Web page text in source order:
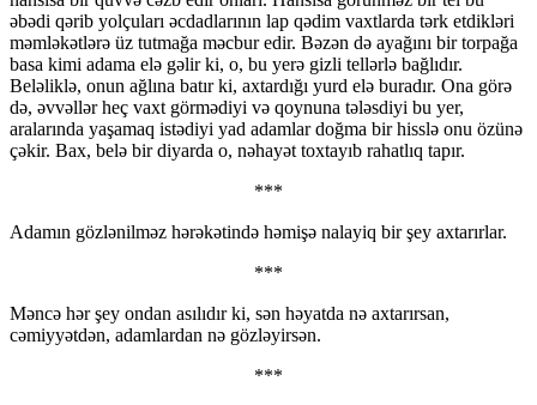
əbədi qərib yolçuları əcdadlarının lap qədim vaxtlarda tərk etdikləri
məmləkətlərə üz tutmağa məcbur edir. Bəzən də ayağını bir torpağa
basa kimi adama elə gəlir ki, o, bu yerə gizli tellərlə bağlıdır.
Beləliklə, onun ağlına batır ki, axtardığı yurd elə buradır. Ona görə
də, əvvəllər heç vaxt görmədiyi və qoynuna tələsdiyi bu yer,
aralarında yaşamaq istədiyi yad adamlar doğma bir hisslə onu özünə
çəkir. Bax, belə bir diyarda o, nəhayət toxtayıb rahatlıq tapır.
***
Adamın gözlənilməz hərəkətində həmişə nalayiq bir şey axtarırlar.
***
Məncə hər şey ondan asılıdır ki, sən həyatda nə axtarırsan,
cəmiyyətdən, adamlardan nə gözləyirsən.
***